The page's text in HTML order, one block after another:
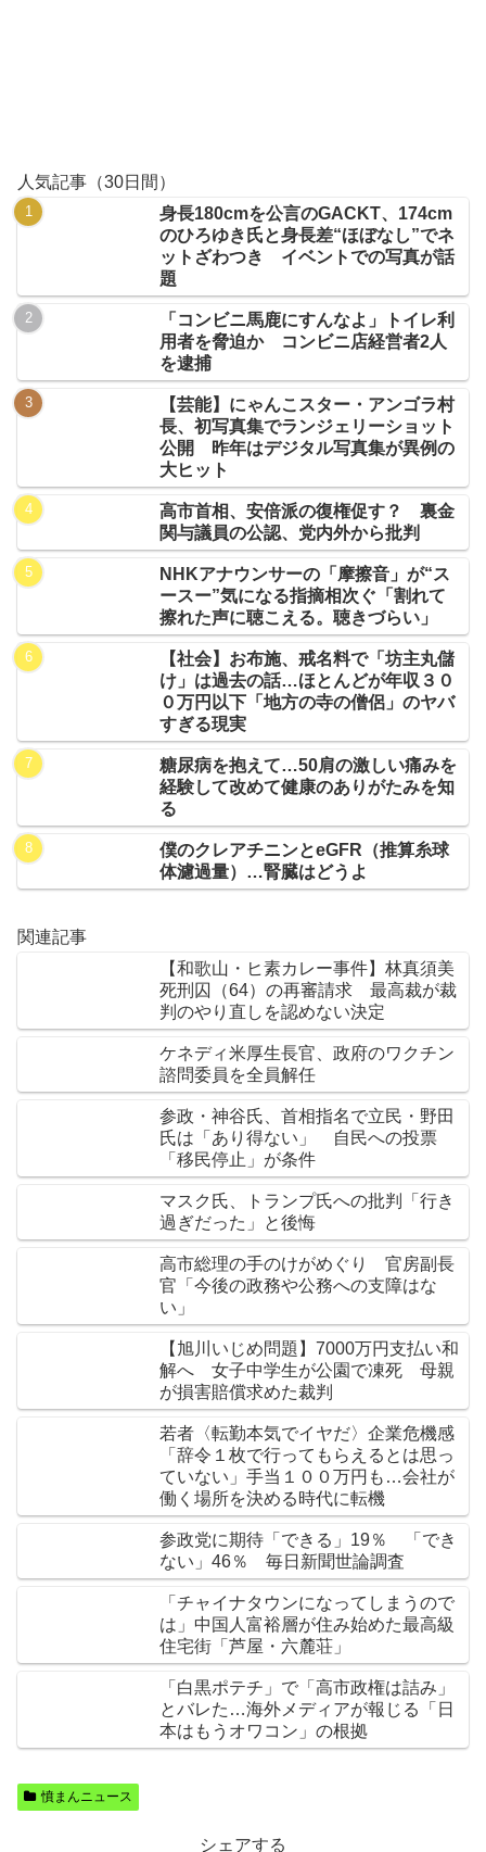
人気記事（30日間）
身長180cmを公言のGACKT、174cm
のひろゆき氏と身長差“ほぼなし”でネ
ットざわつき イベントでの写真が話
題
「コンビニ馬鹿にすんなよ」トイレ利
用者を脅迫か コンビニ店経営者2人
を逮捕
【芸能】にゃんこスター・アンゴラ村
長、初写真集でランジェリーショット
公開 昨年はデジタル写真集が異例の
大ヒット
高市首相、安倍派の復権促す？ 裏金
関与議員の公認、党内外から批判
NHKアナウンサーの「摩擦音」が“ス
ースー”気になる指摘相次ぐ「割れて
擦れた声に聴こえる。聴きづらい」
【社会】お布施、戒名料で「坊主丸儲
け」は過去の話…ほとんどが年収３０
０万円以下「地方の寺の僧侶」のヤバ
すぎる現実
糖尿病を抱えて…50肩の激しい痛みを
経験して改めて健康のありがたみを知
る
僕のクレアチニンとeGFR（推算糸球
体濾過量）…腎臓はどうよ
関連記事
【和歌山・ヒ素カレー事件】林真須美
死刑囚（64）の再審請求 最高裁が裁
判のやり直しを認めない決定
ケネディ米厚生長官、政府のワクチン
諮問委員を全員解任
参政・神谷氏、首相指名で立民・野田
氏は「あり得ない」 自民への投票
「移民停止」が条件
マスク氏、トランプ氏への批判「行き
過ぎだった」と後悔
高市総理の手のけがめぐり 官房副長
官「今後の政務や公務への支障はな
い」
【旭川いじめ問題】7000万円支払い和
解へ 女子中学生が公園で凍死 母親
が損害賠償求めた裁判
若者〈転勤本気でイヤだ〉企業危機感
「辞令１枚で行ってもらえるとは思っ
ていない」手当１００万円も…会社が
働く場所を決める時代に転機
参政党に期待「できる」19％ 「でき
ない」46％ 毎日新聞世論調査
「チャイナタウンになってしまうので
は」中国人富裕層が住み始めた最高級
住宅街「芦屋・六麓荘」
「白黒ポテチ」で「高市政権は詰み」
とバレた…海外メディアが報じる「日
本はもうオワコン」の根拠
憤まんニュース
シェアする